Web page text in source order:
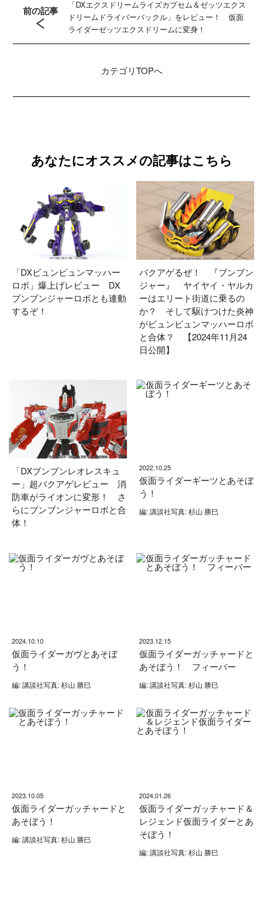
前の記事
「DXエクスドリームライズカプセム＆ゼッツエクス
ドリームドライバーバックル」をレビュー！ 仮面
ライダーゼッツエクスドリームに変身！
カテゴリTOPへ
あなたにオススメの記事はこちら
「DXビュンビュンマッハー
ロボ」爆上げレビュー DX
ブンブンジャーロボとも連動
するぞ！
バクアゲるぜ！ 『ブンブン
ジャー』 ヤイヤイ・ヤルカ
ーはエリート街道に乗るの
か？ そして駆けつけた炎神
がビュンビュンマッハーロボ
と合体？ 【2024年11月24
日公開】
「DXブンブンレオレスキュ
ー」超バクアゲレビュー 消
防車がライオンに変形！ さ
らにブンブンジャーロボと合
体！
2022.10.25
仮面ライダーギーツとあそぼ
う！
編: 講談社写真: 杉山 勝巳
2024.10.10
仮面ライダーガヴとあそぼ
う！
編: 講談社写真: 杉山 勝巳
2023.12.15
仮面ライダーガッチャードと
あそぼう！ フィーバー
編: 講談社写真: 杉山 勝巳
2023.10.05
仮面ライダーガッチャードと
あそぼう！
編: 講談社写真: 杉山 勝巳
2024.01.26
仮面ライダーガッチャード＆
レジェンド仮面ライダーとあ
そぼう！
編: 講談社写真: 杉山 勝巳